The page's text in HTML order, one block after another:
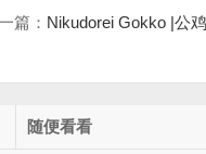
篇： Nikudorei Gokko |公
随便看看